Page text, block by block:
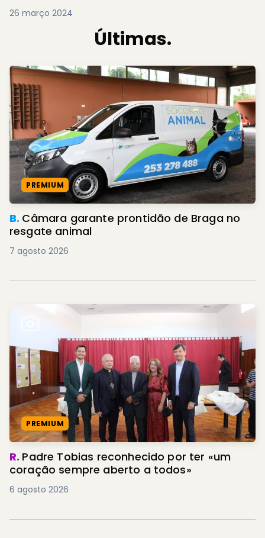
26 março 2024
Últimas.
PREMIUM
B. Câmara garante prontidão de Braga no
resgate animal
7 agosto 2026
PREMIUM
R. Padre Tobias reconhecido por ter «um
coração sempre aberto a todos»
6 agosto 2026